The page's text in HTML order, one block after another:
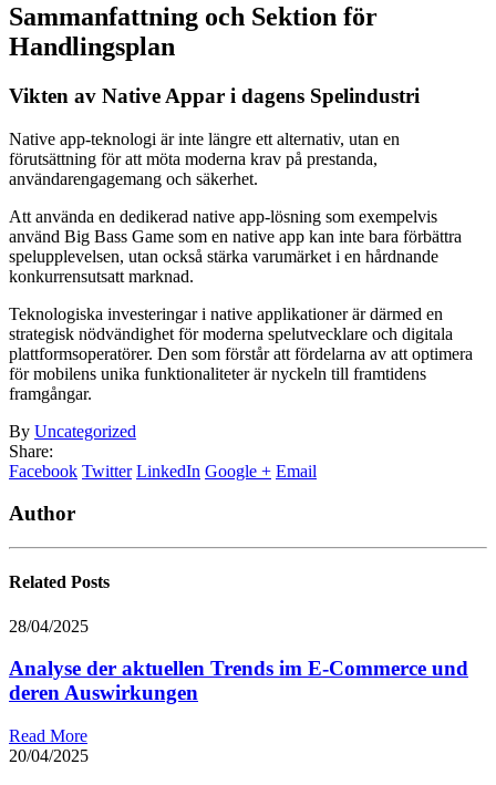
Sammanfattning och Sektion för
Handlingsplan
Vikten av Native Appar i dagens Spelindustri
Native app-teknologi är inte längre ett alternativ, utan en
förutsättning för att möta moderna krav på prestanda,
användarengagemang och säkerhet.
Att använda en dedikerad native app-lösning som exempelvis
använd Big Bass Game som en native app kan inte bara förbättra
spelupplevelsen, utan också stärka varumärket i en hårdnande
konkurrensutsatt marknad.
Teknologiska investeringar i native applikationer är därmed en
strategisk nödvändighet för moderna spelutvecklare och digitala
plattformsoperatörer. Den som förstår att fördelarna av att optimera
för mobilens unika funktionaliteter är nyckeln till framtidens
framgångar.
By Uncategorized
Share:
Facebook Twitter LinkedIn Google + Email
Author
Related Posts
28/04/2025
Analyse der aktuellen Trends im E-Commerce und
deren Auswirkungen
Read More
20/04/2025